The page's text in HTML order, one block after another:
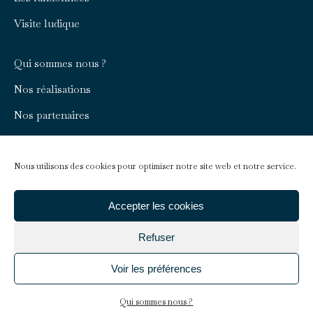
Nous utilisons des cookies pour optimiser notre site web et notre service.
Accepter les cookies
Refuser
Voir les préférences
Qui sommes nous ?
Visite ludique
Qui sommes nous ?
Nos réalisations
Nos partenaires
Nous contacter
Infos pratiques